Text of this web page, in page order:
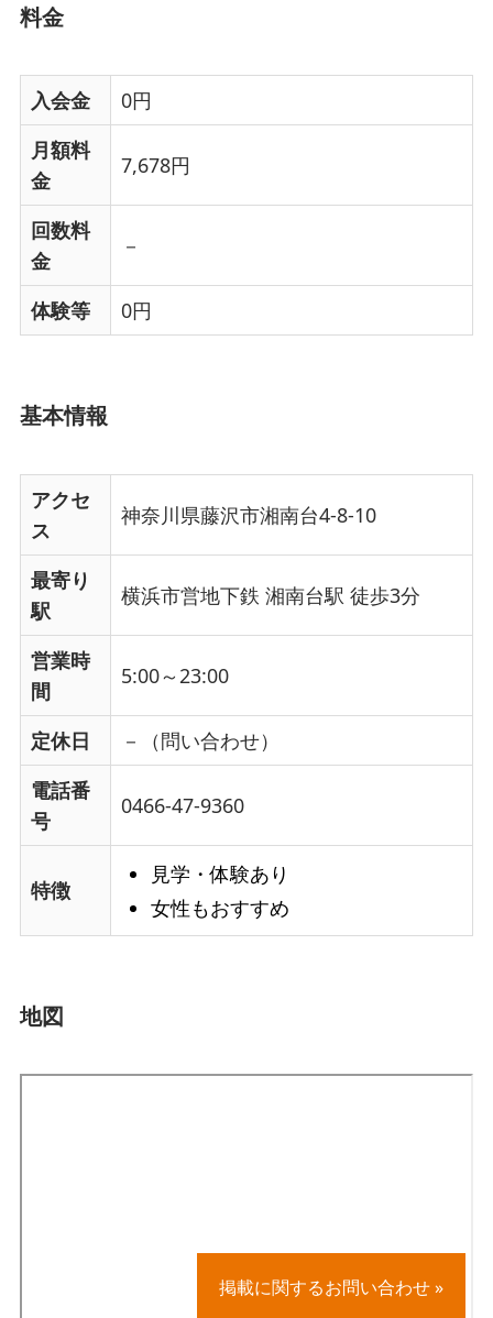
料金
入会金
0円
月額料
金
7,678円
回数料
金
－
体験等 0円
基本情報
アクセ
ス
神奈川県藤沢市湘南台4-8-10
最寄り
駅
横浜市営地下鉄 湘南台駅 徒歩3分
営業時
間
5:00～23:00
定休日
－（問い合わせ）
電話番
号
0466-47-9360
特徴
見学・体験あり
女性もおすすめ
地図
掲載に関するお問い合わせ »